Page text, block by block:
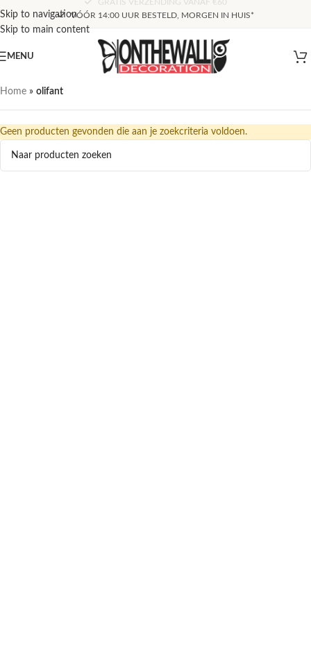
Skip to navigation
Skip to main content
VÓÓR 14:00 UUR BESTELD, MORGEN IN HUIS*
MENU
Home » olifant
Geen producten gevonden die aan je zoekcriteria voldoen.